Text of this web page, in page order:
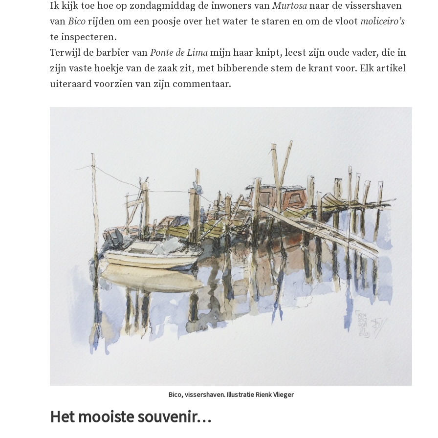
Ik kijk toe hoe op zondagmiddag de inwoners van Murtosanaar de vissershaven
van Bico rijden om een poosje over het water te staren en om de vloot moliceiro’s
te inspecteren.
Terwijl de barbier van Ponte de Limamijn haar knipt, leest zijn oude vader, die in
zijn vaste hoekje van de zaak zit, met bibberende stem de krant voor. Elk artikel
uiteraard voorzien van zijn commentaar.
Bico, vissershaven. Illustratie Rienk Vlieger
Het mooiste souvenir…